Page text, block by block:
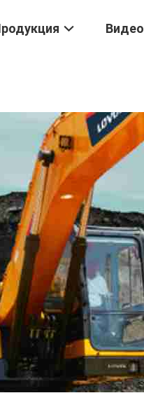
Видео